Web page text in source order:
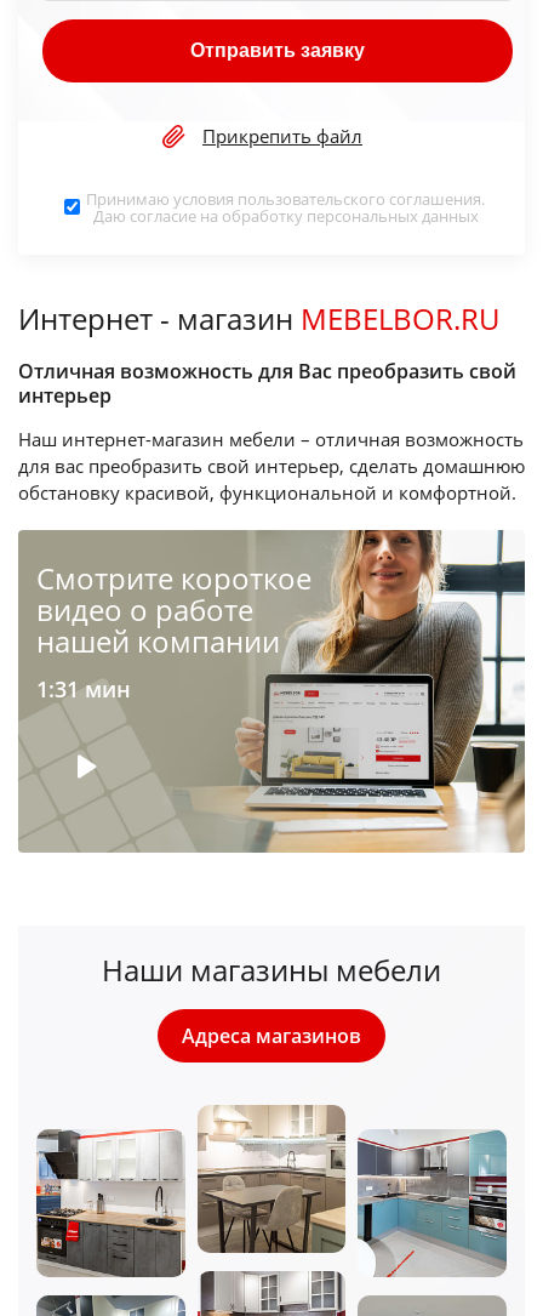
Отправить заявку
Прикрепить файл
Принимаю условия пользовательского соглашения.
Даю согласие на обработку персональных данных
Интернет - магазин MEBELBOR.RU
Отличная возможность для Вас преобразить свой
интерьер
Наш интернет-магазин мебели – отличная возможность
для вас преобразить свой интерьер, сделать домашнюю
обстановку красивой, функциональной и комфортной.
Cмотрите короткое
видео о работе
нашей компании
1:31 мин
Наши магазины мебели
Адреса магазинов